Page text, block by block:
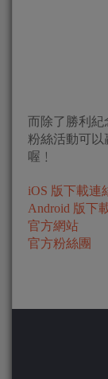
而除了勝利紀
粉絲活動可以
喔﹗
iOS 版下載連
Android 版下
官方網站
官方粉絲團